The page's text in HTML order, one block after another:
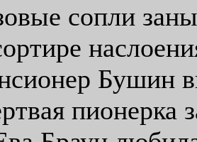
сопли
Бушин
пионерка